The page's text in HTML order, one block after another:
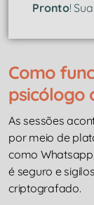
Pronto!
Como
psicólogo
As sessões
por meio de
como
é seguro e
criptografado.